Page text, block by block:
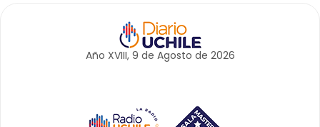
Año XVIII, 9 de Agosto de 2026